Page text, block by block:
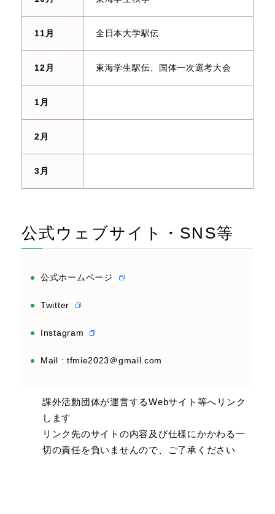
11月 全日本大学駅伝
12月 東海学生駅伝、国体一次選考大会
1月
2月
3月
公式ウェブサイト・SNS等
公式ホームページ
Twitter
Instagram
Mail : tfmie2023＠gmail.com
課外活動団体が運営するWebサイト等へリンク
します
リンク先のサイトの内容及び仕様にかかわる一
切の責任を負いませんので、ご了承ください